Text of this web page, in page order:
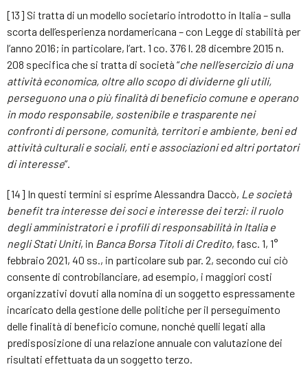
[13] Si tratta di un modello societario introdotto in Italia – sulla
scorta dell’esperienza nordamericana – con Legge di stabilità per
l’anno 2016; in particolare, l’art. 1 co. 376 l. 28 dicembre 2015 n.
208 specifica che si tratta di società “che nell’esercizio di una
attività economica, oltre allo scopo di dividerne gli utili,
perseguono una o più finalità di beneficio comune e operano
in modo responsabile, sostenibile e trasparente nei
confronti di persone, comunità, territori e ambiente, beni ed
attività culturali e sociali, enti e associazioni ed altri portatori
di interesse”.
[14] In questi termini si esprime Alessandra Daccò, Le società
benefit tra interesse dei soci e interesse dei terzi: il ruolo
degli amministratori e i profili di responsabilità in Italia e
negli Stati Uniti, in Banca Borsa Titoli di Credito, fasc. 1, 1°
febbraio 2021, 40 ss., in particolare sub par. 2, secondo cui ciò
consente di controbilanciare, ad esempio, i maggiori costi
organizzativi dovuti alla nomina di un soggetto espressamente
incaricato della gestione delle politiche per il perseguimento
delle finalità di beneficio comune, nonché quelli legati alla
predisposizione di una relazione annuale con valutazione dei
risultati effettuata da un soggetto terzo.